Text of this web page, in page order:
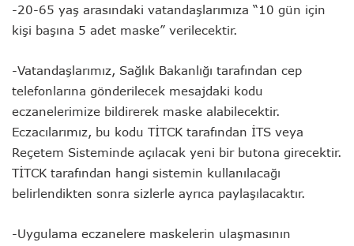
-20-65 yaş arasındaki vatandaşlarımıza “10 gün için
kişi başına 5 adet maske” verilecektir.
-Vatandaşlarımız, Sağlık Bakanlığı tarafından cep
telefonlarına gönderilecek mesajdaki kodu
eczanelerimize bildirerek maske alabilecektir.
Eczacılarımız, bu kodu TİTCK tarafından İTS veya
Reçetem Sisteminde açılacak yeni bir butona girecektir.
TİTCK tarafından hangi sistemin kullanılacağı
belirlendikten sonra sizlerle ayrıca paylaşılacaktır.
-Uygulama eczanelere maskelerin ulaşmasının